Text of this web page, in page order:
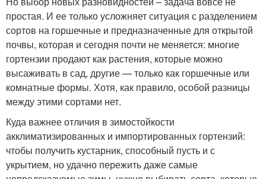
простая. И ее только усложняет ситуация с разделением
сортов на горшечные и предназначенные для открытой
почвы, которая и сегодня почти не меняется: многие
гортензии продают как растения, которые можно
высаживать в сад, другие — только как горшечные или
комнатные формы. Хотя, как правило, особой разницы
между этими сортами нет.
Куда важнее отличия в зимостойкости
акклиматизированных и импортированных гортензий:
чтобы получить кустарник, способный пусть и с
укрытием, но удачно пережить даже самые